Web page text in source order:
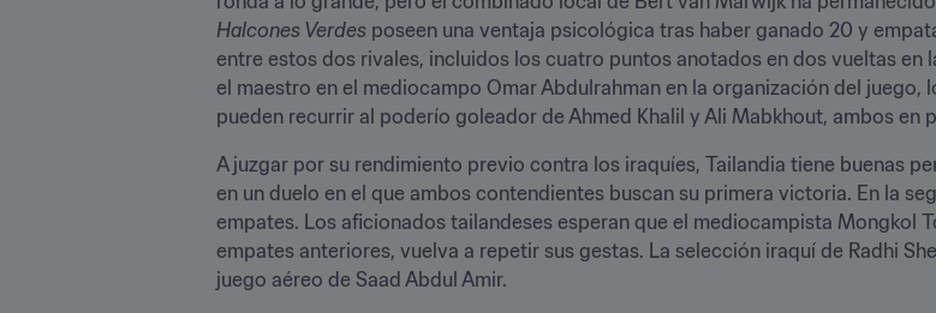
Halcones Verdes poseen una ventaja psicológica tras haber ganado 20 y
entre estos dos rivales, incluidos los cuatro puntos anotados en dos vueltas
el maestro en el mediocampo Omar Abdulrahman en la organización del
pueden recurrir al poderío goleador de Ahmed Khalil y Ali Mabkhout, ambos en
A juzgar por su rendimiento previo contra los iraquíes, Tailandia tiene buenas
en un duelo en el que ambos contendientes buscan su primera victoria. En la
empates. Los aficionados tailandeses esperan que el mediocampista Mongkol
empates anteriores, vuelva a repetir sus gestas. La selección iraquí de Radhi
juego aéreo de Saad Abdul Amir.